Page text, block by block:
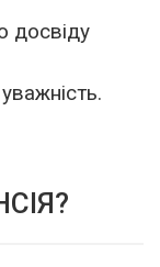
досвіду